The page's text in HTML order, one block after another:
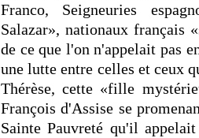
Franco, Seigneuries
Salazar», nationaux français
de ce que l'on n'appelait pas
une lutte entre celles et ceux
Thérèse, cette «fille
François d'Assise se
Sainte Pauvreté qu'il